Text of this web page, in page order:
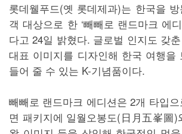
롯데웰푸드(옛 롯데제과)는 한국을
객 대상으로 한 ‘빼빼로 랜드마크 에
다고 24일 밝혔다. 글로벌 인지도 갖
대표 이미지를 디자인해 한국 여행을
들어 줄 수 있는 K-기념품이다.
빼빼로 랜드마크 에디션은 2개 타입
면 패키지에 일월오봉도(日月五峯圖)